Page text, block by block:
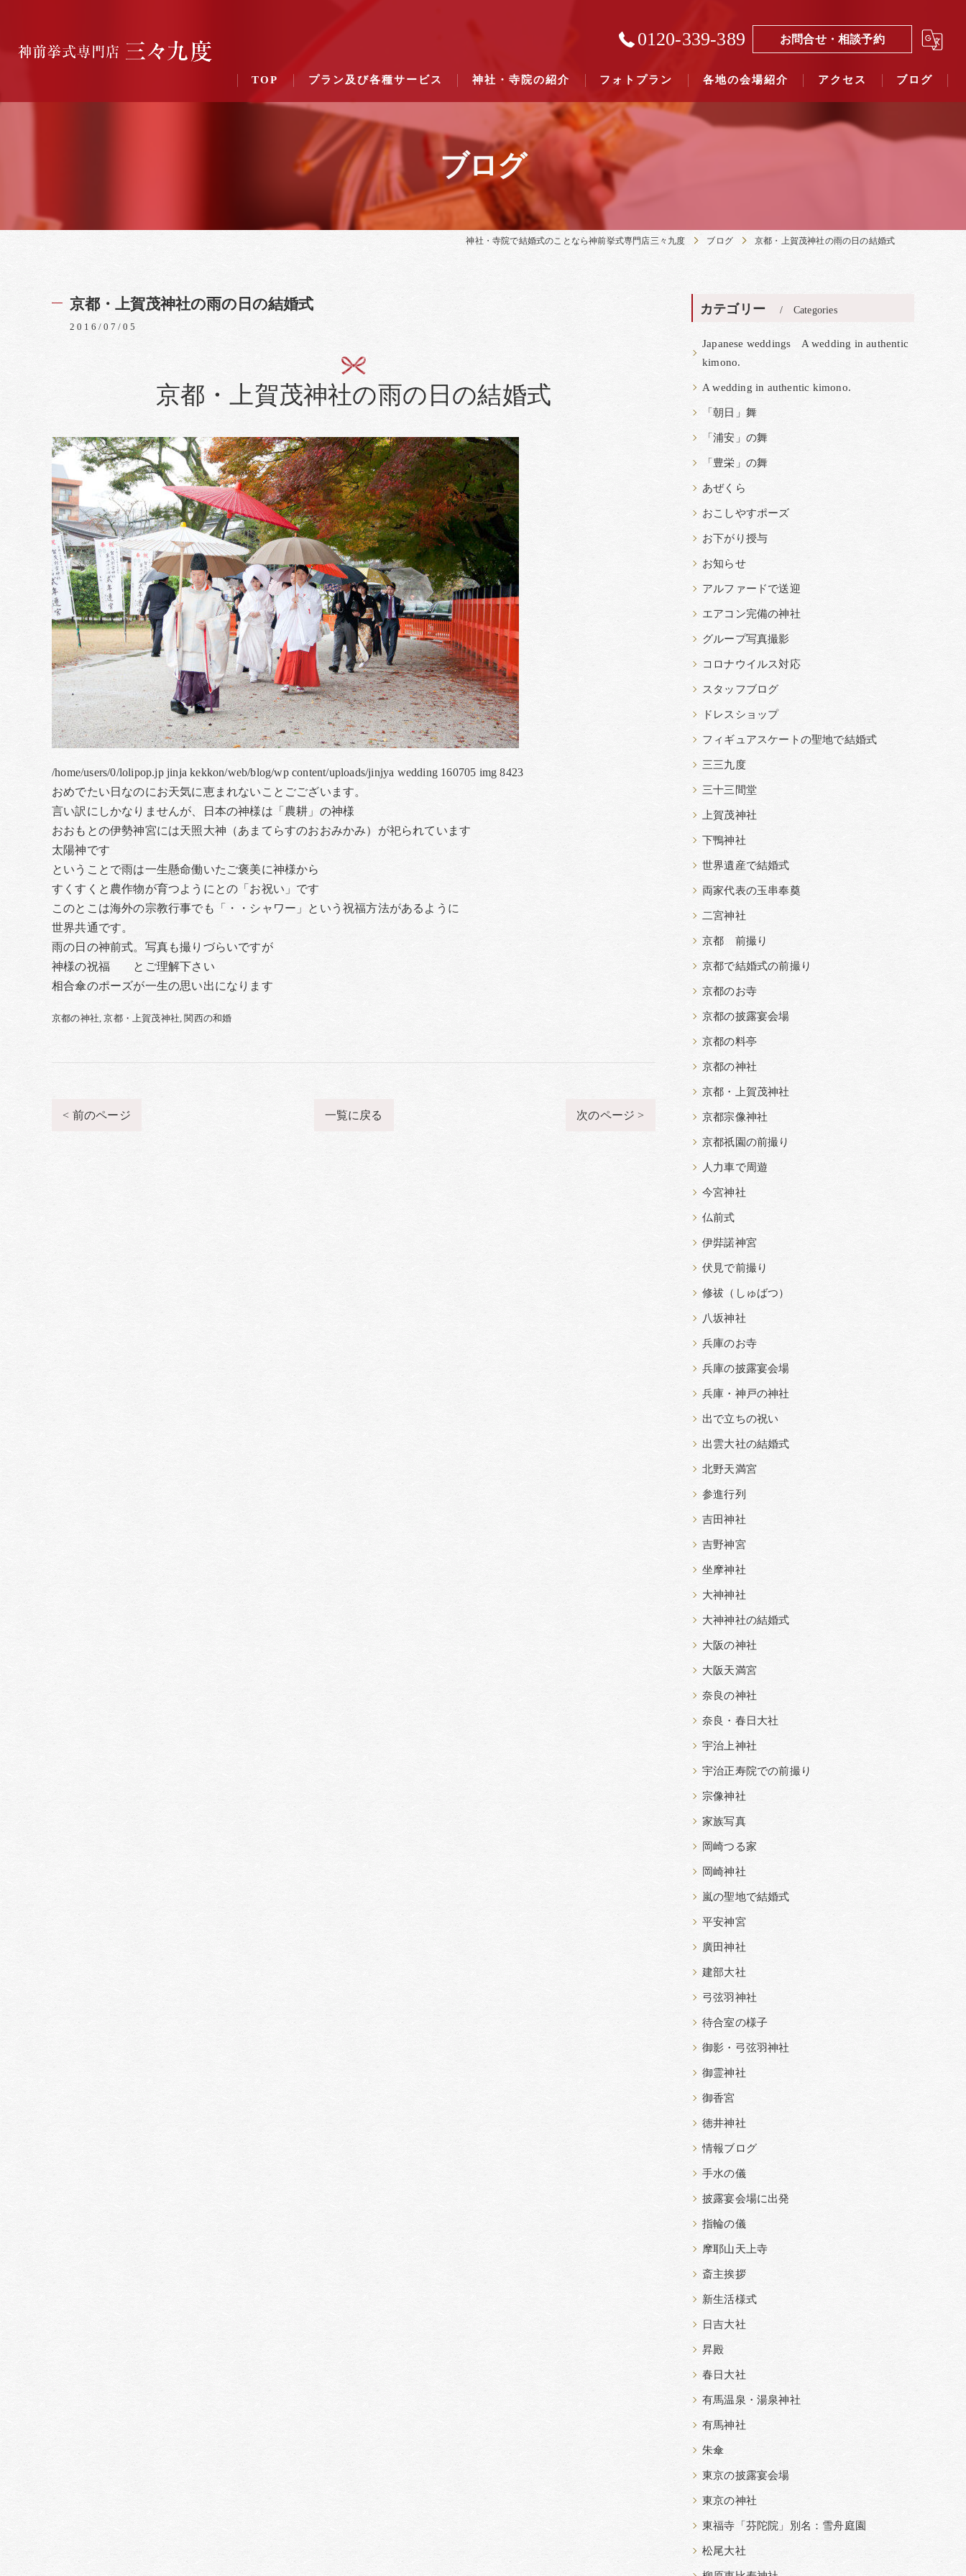
0120-339-389 お問合せ・相談予約
TOP プラン及び各種サービス 神社・寺院の紹介
結婚式のできる東京都下の神社一覧（４０社寺）｜三々九度東京
結婚式のできる関東六県の神社一覧（７５社）県別表示｜三々九度東京
フォトプラン 各地の会場紹介 アクセス ブログ
ブログ
神社・寺院で結婚式のことなら神前挙式専門店三々九度 ブログ 京都・上賀茂神社の雨の日の結婚式
京都・上賀茂神社の雨の日の結婚式
2016/07/05
京都・上賀茂神社の雨の日の結婚式
/home/users/0/lolipop.jp jinja kekkon/web/blog/wp content/uploads/jinjya wedding 160705 img 8423
おめでたい日なのにお天気に恵まれないことごございます。
言い訳にしかなりませんが、日本の神様は「農耕」の神様
おおもとの伊勢神宮には天照大神（あまてらすのおおみかみ）が祀られています
太陽神です
ということで雨は一生懸命働いたご褒美に神様から
すくすくと農作物が育つようにとの「お祝い」です
このとこは海外の宗教行事でも「・・シャワー」という祝福方法があるように
世界共通です。
雨の日の神前式。写真も撮りづらいですが
神様の祝福 とご理解下さい
相合傘のポーズが一生の思い出になります
京都の神社 京都・上賀茂神社 関西の和婚
< 前のページ 一覧に戻る 次のページ >
カテゴリー Categories
Japanese weddings A wedding in authentic
kimono.
A wedding in authentic kimono.
「朝日」舞
「浦安」の舞
「豊栄」の舞
あぜくら
おこしやすポーズ
お下がり授与
お知らせ
アルファードで送迎
エアコン完備の神社
グループ写真撮影
コロナウイルス対応
スタッフブログ
ドレスショップ
フィギュアスケートの聖地で結婚式
三三九度
三十三間堂
上賀茂神社
下鴨神社
世界遺産で結婚式
両家代表の玉串奉奠
二宮神社
京都 前撮り
京都で結婚式の前撮り
京都のお寺
京都の披露宴会場
京都の料亭
京都の神社
京都・上賀茂神社
京都宗像神社
京都祇園の前撮り
人力車で周遊
今宮神社
仏前式
伊弉諾神宮
伏見で前撮り
修祓（しゅばつ）
八坂神社
兵庫のお寺
兵庫の披露宴会場
兵庫・神戸の神社
出で立ちの祝い
出雲大社の結婚式
北野天満宮
参進行列
吉田神社
吉野神宮
坐摩神社
大神神社
大神神社の結婚式
大阪の神社
大阪天満宮
奈良の神社
奈良・春日大社
宇治上神社
宇治正寿院での前撮り
宗像神社
家族写真
岡崎つる家
岡崎神社
嵐の聖地で結婚式
平安神宮
廣田神社
建部大社
弓弦羽神社
待合室の様子
御影・弓弦羽神社
御霊神社
御香宮
徳井神社
情報ブログ
手水の儀
披露宴会場に出発
指輪の儀
摩耶山天上寺
斎主挨拶
新生活様式
日吉大社
昇殿
春日大社
有馬温泉・湯泉神社
有馬神社
朱傘
東京の披露宴会場
東京の神社
東福寺「芬陀院」別名：雪舟庭園
松尾大社